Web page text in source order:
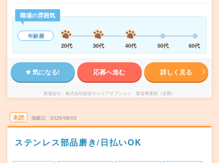
職場の雰囲気
年齢層
20代
30代 40代 50代 60代
気になる! 応募へ進む 詳しく見る
派遣会社 株式会社綜合キャリアオプション 製造事業部（全国）
未読 掲載日 2026/08/05
ステンレス部品磨き/日払いOK